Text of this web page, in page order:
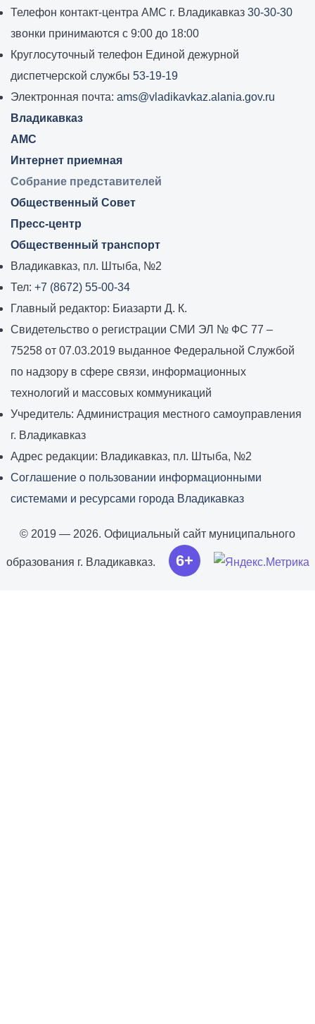
работы
администрации
местного
самоуправления
города
Владикавказ:
Телефон контакт-центра АМС г. Владикавказ 30-30-30
звонки принимаются с 9:00 до 18:00
Круглосуточный телефон Единой дежурной
диспетчерской службы 53-19-19
Электронная почта: ams@vladikavkaz.alania.gov.ru
Владикавказ
АМС
Интернет приемная
Собрание представителей
Общественный Совет
Пресс-центр
Общественный транспорт
Владикавказ, пл. Штыба, №2
Тел: +7 (8672) 55-00-34
Главный редактор: Биазарти Д. К.
Свидетельство о регистрации СМИ ЭЛ № ФС 77 –
75258 от 07.03.2019 выданное Федеральной Службой
по надзору в сфере связи, информационных
технологий и массовых коммуникаций
Учредитель: Администрация местного самоуправления
г. Владикавказ
Адрес редакции: Владикавказ, пл. Штыба, №2
Соглашение о пользовании информационными
системами и ресурсами города Владикавказ
© 2019 — 2026. Официальный сайт муниципального
образования г. Владикавказ. 6+